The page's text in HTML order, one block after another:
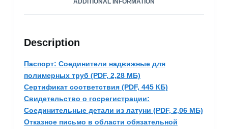
Description
Паспорт: Соединители надвижные для
полимерных труб (PDF, 2,28 МБ)
Сертификат соответствия (PDF, 445 КБ)
Свидетельство о госрегистрации:
Соединительные детали из латуни (PDF, 2,06 МБ)
Отказное письмо в области обязательной